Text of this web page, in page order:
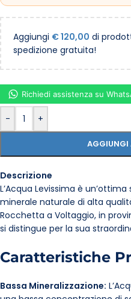
Aggiungi €120,00 di
spedizione gratuita!
- +
AGGIUNGI
Richiedi assistenza su
Descrizione
L’Acqua Levissima è
minerale naturale di alta
Rocchetta a Voltaggio, in
si distingue per la sua
Caratteristiche
Bassa Mineralizzazione: